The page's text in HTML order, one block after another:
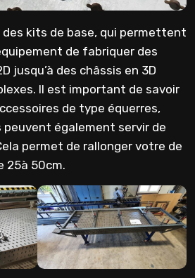
des kits de base, qui permettent
de fabriquer des
jusqu’à des châssis en 3D
Il est important de savoir
de type équerres,
également servir de
permet de rallonger votre de
25à 50cm.